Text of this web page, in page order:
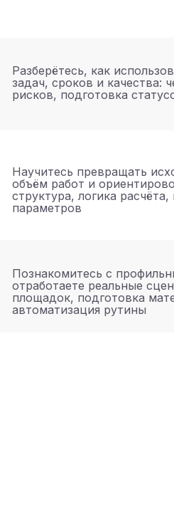
Разберётесь, как
задач, сроков и качества:
рисков, подготовка
Научитесь превращать
объём работ и
структура, логика
параметров
Познакомитесь с
отработаете реальные
площадок, подготовка
автоматизация рутины